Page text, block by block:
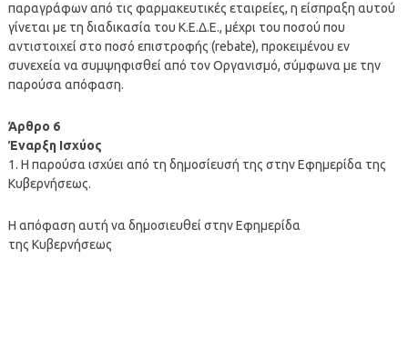
παραγράφων από τις φαρμακευτικές εταιρείες, η είσπραξη αυτού
γίνεται με τη διαδικασία του Κ.Ε.Δ.Ε., μέχρι του ποσού που
αντιστοιχεί στο ποσό επιστροφής (rebate), προκειμένου εν
συνεχεία να συμψηφισθεί από τον Οργανισμό, σύμφωνα με την
παρούσα απόφαση.
Άρθρο 6
Έναρξη Ισχύος
1. Η παρούσα ισχύει από τη δημοσίευσή της στην Εφημερίδα της
Κυβερνήσεως.
Η απόφαση αυτή να δημοσιευθεί στην Εφημερίδα
της Κυβερνήσεως